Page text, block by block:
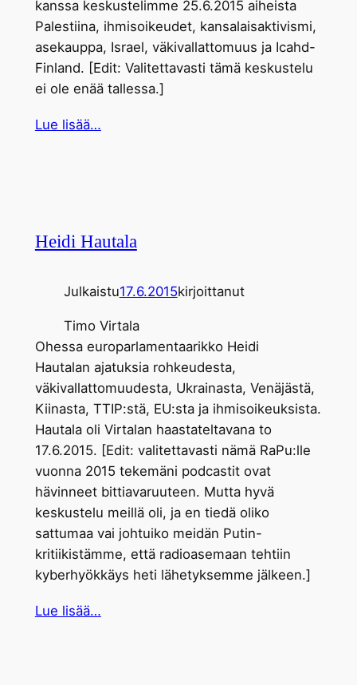
kanssa keskustelimme 25.6.2015 aiheista
Palestiina, ihmisoikeudet, kansalaisaktivismi,
asekauppa, Israel, väkivallattomuus ja Icahd-
Finland. [Edit: Valitettavasti tämä keskustelu
ei ole enää tallessa.]
Lue lisää…
Heidi Hautala
Julkaistu17.6.2015kirjoittanut
Timo Virtala
Ohessa europarlamentaarikko Heidi
Hautalan ajatuksia rohkeudesta,
väkivallattomuudesta, Ukrainasta, Venäjästä,
Kiinasta, TTIP:stä, EU:sta ja ihmisoikeuksista.
Hautala oli Virtalan haastateltavana to
17.6.2015. [Edit: valitettavasti nämä RaPu:lle
vuonna 2015 tekemäni podcastit ovat
hävinneet bittiavaruuteen. Mutta hyvä
keskustelu meillä oli, ja en tiedä oliko
sattumaa vai johtuiko meidän Putin-
kritiikistämme, että radioasemaan tehtiin
kyberhyökkäys heti lähetyksemme jälkeen.]
Lue lisää…